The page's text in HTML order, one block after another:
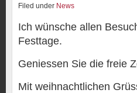
Filed under News
Ich wünsche allen
Festtage.
Geniessen Sie die freie
Mit weihnachtlichen